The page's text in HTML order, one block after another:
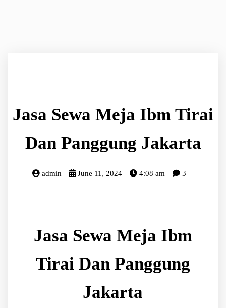
Jasa Sewa Meja Ibm Tirai
Dan Panggung Jakarta
admin June 11, 2024 4:08 am 3
Jasa Sewa Meja Ibm
Tirai Dan Panggung
Jakarta